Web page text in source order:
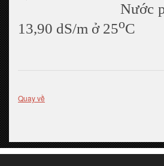
Nước phẫu
13,90 dS/m ở 25oC
Quay về